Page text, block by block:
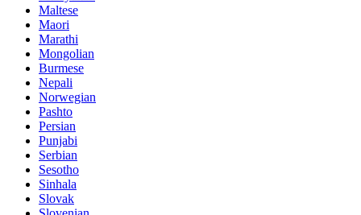
Maltese
Maori
Marathi
Mongolian
Burmese
Nepali
Norwegian
Pashto
Persian
Punjabi
Serbian
Sesotho
Sinhala
Slovak